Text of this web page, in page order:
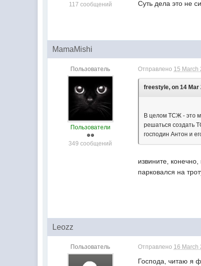
117 сообщений Суть дела это не
MamaMishi
Пользователь
Пользователи
349 сообщений
Отправлено 15 March
freestyle, on 14 Mar
В целом ТСЖ - это
решаться создать
господин Антон и
извините,
парковался на
Leozz
Пользователь Отправлено 16 March
Господа, читаю я